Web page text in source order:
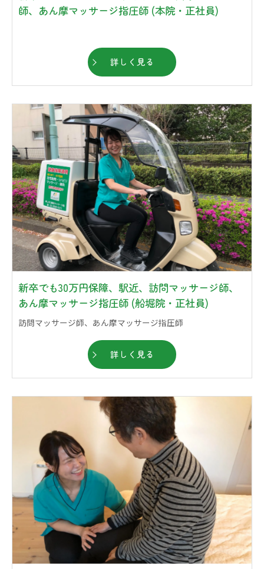
師、あん摩マッサージ指圧師 (本院・正社員)
詳しく見る
新卒でも30万円保障、駅近、訪問マッサージ師、
あん摩マッサージ指圧師 (船堀院・正社員)
訪問マッサージ師、あん摩マッサージ指圧師
詳しく見る